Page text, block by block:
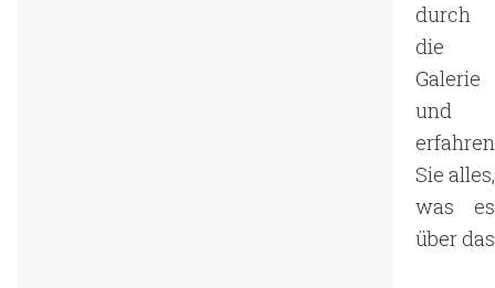
durch
die
Galerie
und
erfahren
Sie alles,
was es
über das